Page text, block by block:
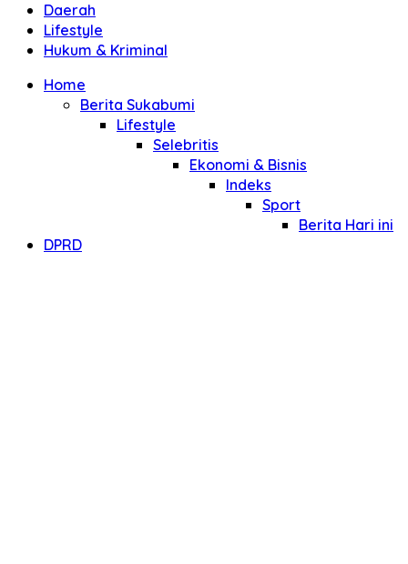
Daerah
Lifestyle
Hukum & Kriminal
Home
Berita Sukabumi
Lifestyle
Selebritis
Ekonomi & Bisnis
Indeks
Sport
Berita Hari ini
DPRD